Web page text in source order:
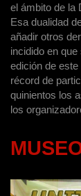
el ámbito de la
Esa dualidad
añadir otros
incidido en
edición de
récord de
quinientos los
los